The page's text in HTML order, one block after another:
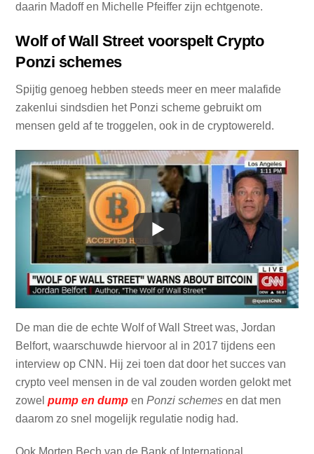
daarin Madoff en Michelle Pfeiffer zijn echtgenote.
Wolf of Wall Street voorspelt Crypto
Ponzi schemes
Spijtig genoeg hebben steeds meer en meer malafide
zakenlui sindsdien het Ponzi scheme gebruikt om
mensen geld af te troggelen, ook in de cryptowereld.
De man die de echte Wolf of Wall Street was, Jordan
Belfort, waarschuwde hiervoor al in 2017 tijdens een
interview op CNN. Hij zei toen dat door het succes van
crypto veel mensen in de val zouden worden gelokt met
zowelpump en dump enPonzi schemes en dat men
daarom zo snel mogelijk regulatie nodig had.